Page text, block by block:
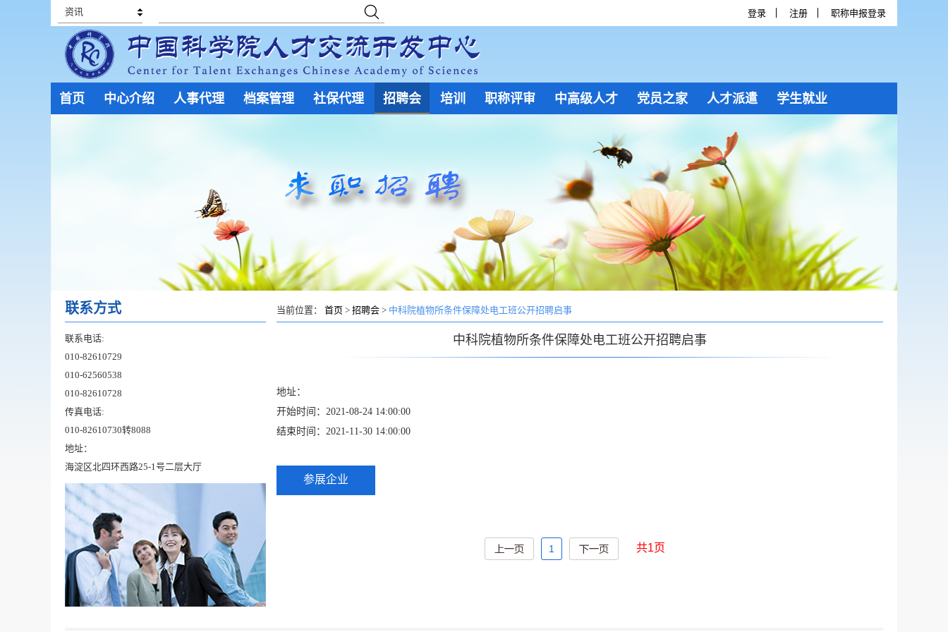
资讯 登录 注册 职称申报登录
首页 中心介绍 人事代理 档案管理 社保代理 招聘会 培训 职称评审 中高级人才 党员之家 人才派遣 学生就业
当前位置： 首页 > 招聘会 > 中科院植物所条件保障处电工班公开招聘启事
中科院植物所条件保障处电工班公开招聘启事
地址：
开始时间：2021-08-24 14:00:00
结束时间：2021-11-30 14:00:00
参展企业
1 共1页
联系方式
联系电话:
010-82610729
010-62560538
010-82610728
传真电话:
010-82610730转8088
地址：
海淀区北四环西路25-1号二层大厅